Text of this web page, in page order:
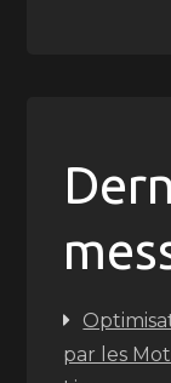
par les